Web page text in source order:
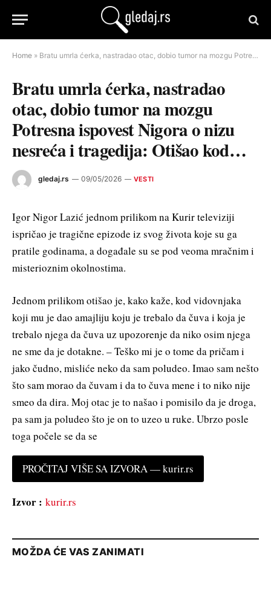
Home » Bratu umrla ćerka, nastradao otac, dobio tumor na mozgu Potresna ispovest Nigora o nizu nesreća i tragedija: Otišao kod…
Bratu umrla ćerka, nastradao
otac, dobio tumor na mozgu
Potresna ispovest Nigora o nizu
nesreća i tragedija: Otišao kod…
gledaj.rs 09/05/2026 VESTI
Igor Nigor Lazić jednom prilikom na Kurir televiziji
ispričao je tragične epizode iz svog života koje su ga
pratile godinama, a događale su se pod veoma mračnim i
misterioznim okolnostima.
Jednom prilikom otišao je, kako kaže, kod vidovnjaka
koji mu je dao amajliju koju je trebalo da čuva i koja je
trebalo njega da čuva uz upozorenje da niko osim njega
ne sme da je dotakne. – Teško mi je o tome da pričam i
jako čudno, misliće neko da sam poludeo. Imao sam nešto
što sam morao da čuvam i da to čuva mene i to niko nije
smeo da dira. Moj otac je to našao i pomisilo da je droga,
pa sam ja poludeo što je on to uzeo u ruke. Ubrzo posle
toga počele se da se
PROČITAJ VIŠE SA IZVORA — kurir.rs
Izvor : kurir.rs
MOŽDA ĆE VAS ZANIMATI